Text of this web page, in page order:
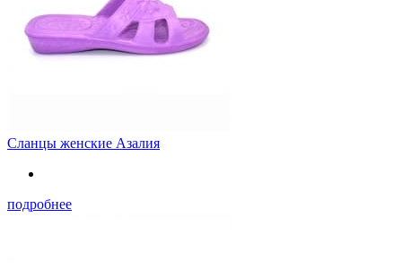
Сланцы женские Азалия
подробнее